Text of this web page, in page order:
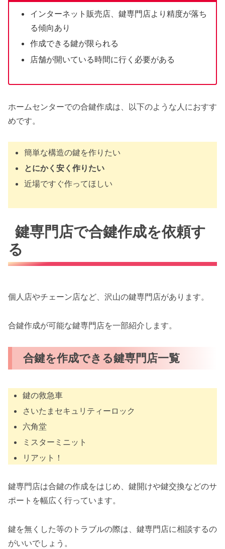
インターネット販売店、鍵専門店より精度が落ち
る傾向あり
作成できる鍵が限られる
店舗が開いている時間に行く必要がある
ホームセンターでの合鍵作成は、以下のような人におすす
めです。
簡単な構造の鍵を作りたい
とにかく安く作りたい
近場ですぐ作ってほしい
鍵専門店で合鍵作成を依頼す
る
個人店やチェーン店など、沢山の鍵専門店があります。
合鍵作成が可能な鍵専門店を一部紹介します。
合鍵を作成できる鍵専門店一覧
鍵の救急車
さいたまセキュリティーロック
六角堂
ミスターミニット
リアット！
鍵専門店は合鍵の作成をはじめ、鍵開けや鍵交換などのサ
ポートを幅広く行っています。
鍵を無くした等のトラブルの際は、鍵専門店に相談するの
がいいでしょう。